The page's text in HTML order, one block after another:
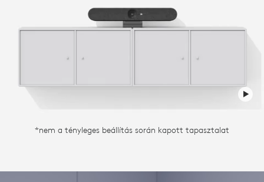
*nem a tényleges beállítás során kapott tapasztalat